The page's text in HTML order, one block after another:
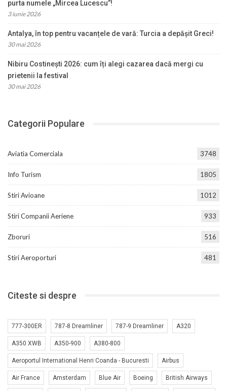
purta numele „Mircea Lucescu”!
3 iunie 2026
Antalya, în top pentru vacanțele de vară: Turcia a depășit Greci!
30 mai 2026
Nibiru Costinești 2026: cum îți alegi cazarea dacă mergi cu
prietenii la festival
30 mai 2026
Categorii Populare
Aviatia Comerciala 3748
Info Turism 1805
Stiri Avioane 1012
Stiri Companii Aeriene 933
Zboruri 516
Stiri Aeroporturi 481
Citeste si despre
777-300ER 787-8 Dreamliner 787-9 Dreamliner A320
A350 XWB A350-900 A380-800
Aeroportul International Henri Coanda - Bucuresti Airbus
Air France Amsterdam Blue Air Boeing British Airways